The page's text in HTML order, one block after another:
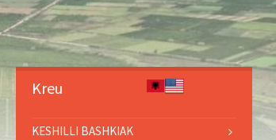
Kreu
KESHILLI BASHKIAK